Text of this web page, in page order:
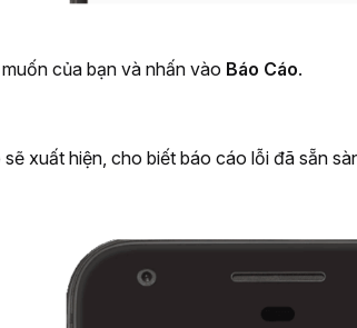
của bạn và nhấn vào Báo Cáo.
xuất hiện, cho biết báo cáo lỗi đã sẵn